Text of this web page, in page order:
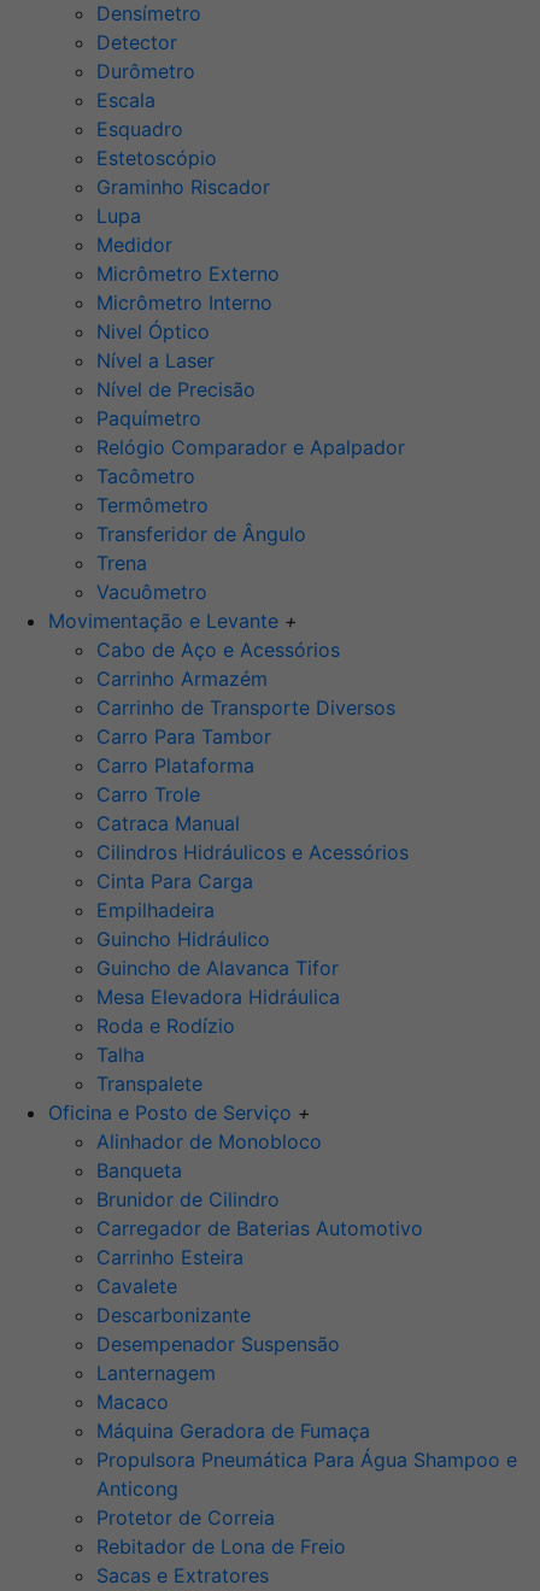
Densímetro
Detector
Durômetro
Escala
Esquadro
Estetoscópio
Graminho Riscador
Lupa
Medidor
Micrômetro Externo
Micrômetro Interno
Nivel Óptico
Nível a Laser
Nível de Precisão
Paquímetro
Relógio Comparador e Apalpador
Tacômetro
Termômetro
Transferidor de Ângulo
Trena
Vacuômetro
Movimentação e Levante +
Cabo de Aço e Acessórios
Carrinho Armazém
Carrinho de Transporte Diversos
Carro Para Tambor
Carro Plataforma
Carro Trole
Catraca Manual
Cilindros Hidráulicos e Acessórios
Cinta Para Carga
Empilhadeira
Guincho Hidráulico
Guincho de Alavanca Tifor
Mesa Elevadora Hidráulica
Roda e Rodízio
Talha
Transpalete
Oficina e Posto de Serviço +
Alinhador de Monobloco
Banqueta
Brunidor de Cilindro
Carregador de Baterias Automotivo
Carrinho Esteira
Cavalete
Descarbonizante
Desempenador Suspensão
Lanternagem
Macaco
Máquina Geradora de Fumaça
Propulsora Pneumática Para Água Shampoo e
Anticong
Protetor de Correia
Rebitador de Lona de Freio
Sacas e Extratores